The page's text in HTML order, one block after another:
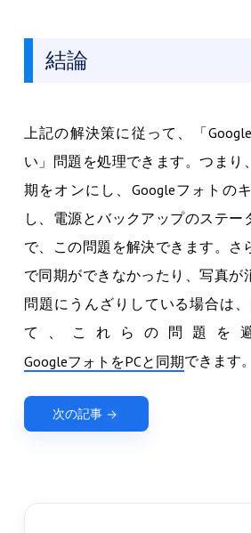
結論
上記の解決策に従って、「
い」問題を処理できます。つまり
期をオンにし、Googleフォトの
し、電源とバックアップのステー
で、この問題を解決できます。さ
で同期ができなかったり、写真が
問題にうんざりしている場合は
て、これらの問題を
GoogleフォトをPCと同期できます。
次の記事